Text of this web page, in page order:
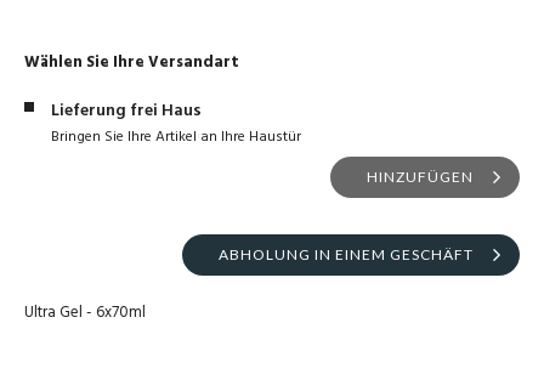
Wählen Sie Ihre Versandart
Lieferung frei Haus
Bringen Sie Ihre Artikel an Ihre Haustür
HINZUFÜGEN
ABHOLUNG IN EINEM GESCHÄFT
Ultra Gel - 6x70ml